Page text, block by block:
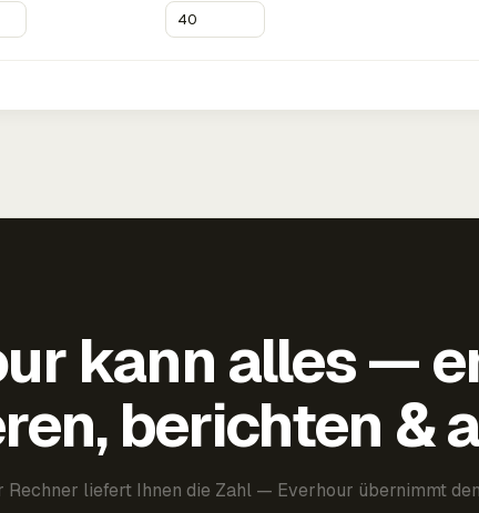
kann alles —
berichten &
Rechner liefert Ihnen die Zahl — Everhour übernimmt